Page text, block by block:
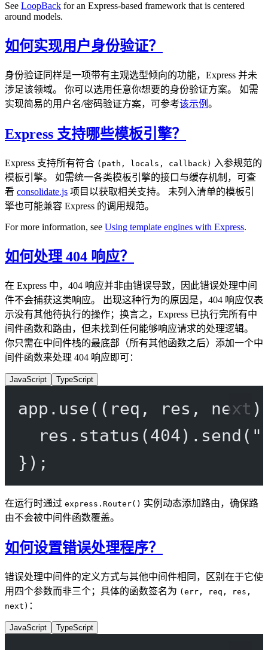
See LoopBack for an Express-based framework that is centered
around models.
如何实现用户身份验证？
身份验证同样是一项带有主观选型倾向的功能，Express 并未
涉足该领域。 你可以选用任意你想要的身份验证方案。 如需
实现简易的用户名/密码验证方案，可参考该示例 。
Express 支持哪些模板引擎？
Express 支持所有符合 (path, locals, callback)
入参规范的
模板引擎。 如需统一各类模板引擎的接口与缓存机制，可查
看 consolidate.js 项目以获取相关支持。 未列入清单的模板引
擎也可能兼容 Express 的调用规范。
For more information, see Using template engines with Express.
如何处理 404 响应？
在 Express 中，404 响应并非由错误导致，因此错误处理中间
件不会捕获这类响应。 出现这种行为的原因是，404 响应仅表
示没有其他待执行的操作；换言之，Express 已执行完所有中
间件函数和路由，但未找到任何能够响应请求的处理逻辑。
你只需在中间件栈的最底部（所有其他函数之后）添加一个中
间件函数来处理 404 响应即可：
JavaScript TypeScript
app. use(( req , res , next
res. status (404). send (
});
在运行时通过 express.Router() 实例动态添加路由，确保路
由不会被中间件函数覆盖。
如何设置错误处理程序？
错误处理中间件的定义方式与其他中间件相同，区别在于它使
用四个参数而非三个；具体的函数签名为 (err, req, res,
next) ：
JavaScript TypeScript